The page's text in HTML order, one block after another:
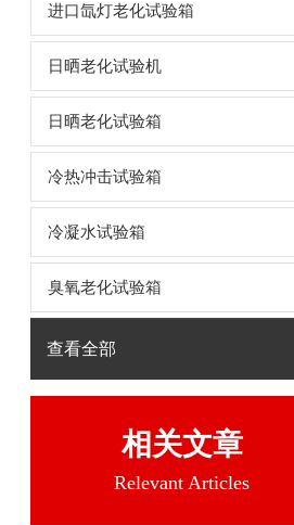
进口氙灯老化试验箱
日晒老化试验机
日晒老化试验箱
冷热冲击试验箱
冷凝水试验箱
臭氧老化试验箱
查看全部
相关文章
Relevant Articles